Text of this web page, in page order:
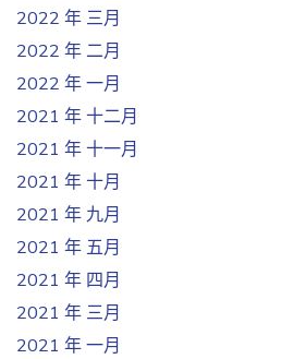
2022 年 三月
2022 年 二月
2022 年 一月
2021 年 十二月
2021 年 十一月
2021 年 十月
2021 年 九月
2021 年 五月
2021 年 四月
2021 年 三月
2021 年 一月